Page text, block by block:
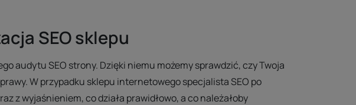
SEO sklepu
audytu SEO strony. Dzięki niemu możemy sprawdzić, czy Twoja
W przypadku sklepu internetowego specjalista SEO po
z wyjaśnieniem, co działa prawidłowo, a co należałoby